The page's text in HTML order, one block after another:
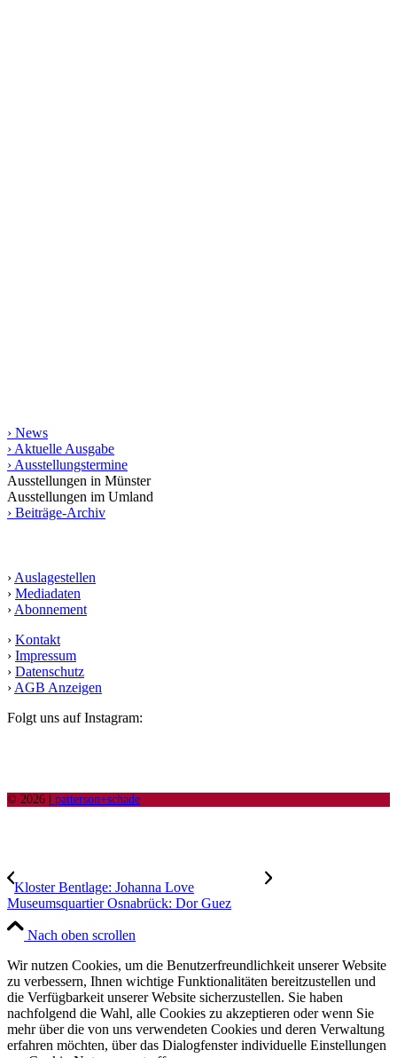
› News
› Aktuelle Ausgabe
› Ausstellungstermine
Ausstellungen in Münster
Ausstellungen im Umland
› Beiträge-Archiv
› Auslagestellen
› Mediadaten
› Abonnement
› Kontakt
› Impressum
› Datenschutz
› AGB Anzeigen
Folgt uns auf Instagram:
© 2026 | patterson+schade
Kloster Bentlage: Johanna Love
Museumsquartier Osnabrück: Dor Guez
Nach oben scrollen
Wir nutzen Cookies, um die Benutzerfreundlichkeit unserer Website
zu verbessern, Ihnen wichtige Funktionalitäten bereitzustellen und
die Verfügbarkeit unserer Website sicherzustellen. Sie haben
nachfolgend die Wahl, alle Cookies zu akzeptieren oder wenn Sie
mehr über die von uns verwendeten Cookies und deren Verwaltung
erfahren möchten, über das Dialogfenster individuelle Einstellungen